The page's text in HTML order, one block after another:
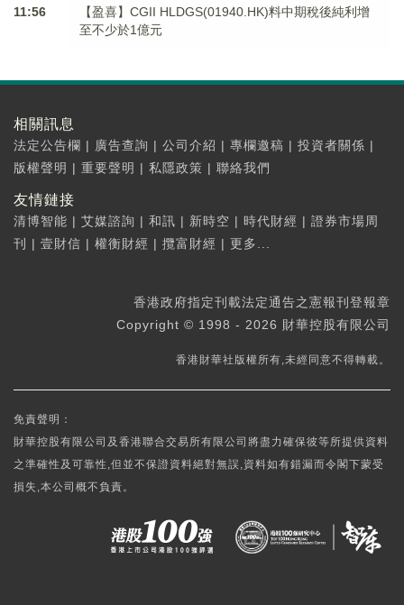
11:56
【盈喜】CGII HLDGS(01940.HK)料中期稅後純利增
至不少於1億元
相關訊息
法定公告欄 | 廣告查詢 | 公司介紹 | 專欄邀稿 | 投資者關係 |
版權聲明 | 重要聲明 | 私隱政策 | 聯絡我們
友情鏈接
清博智能 | 艾媒諮詢 | 和訊 | 新時空 | 時代財經 | 證券市場周
刊
| 壹財信 | 權衡財經 | 攬富財經 | 更多...
香港政府指定刊載法定通告之憲報刊登報章
Copyright © 1998 - 2026 財華控股有限公司
香港財華社版權所有,未經同意不得轉載。
免責聲明：
財華控股有限公司及香港聯合交易所有限公司將盡力確保彼等所提供資料
之準確性及可靠性,但並不保證資料絕對無誤,資料如有錯漏而令閣下蒙受
損失,本公司概不負責。